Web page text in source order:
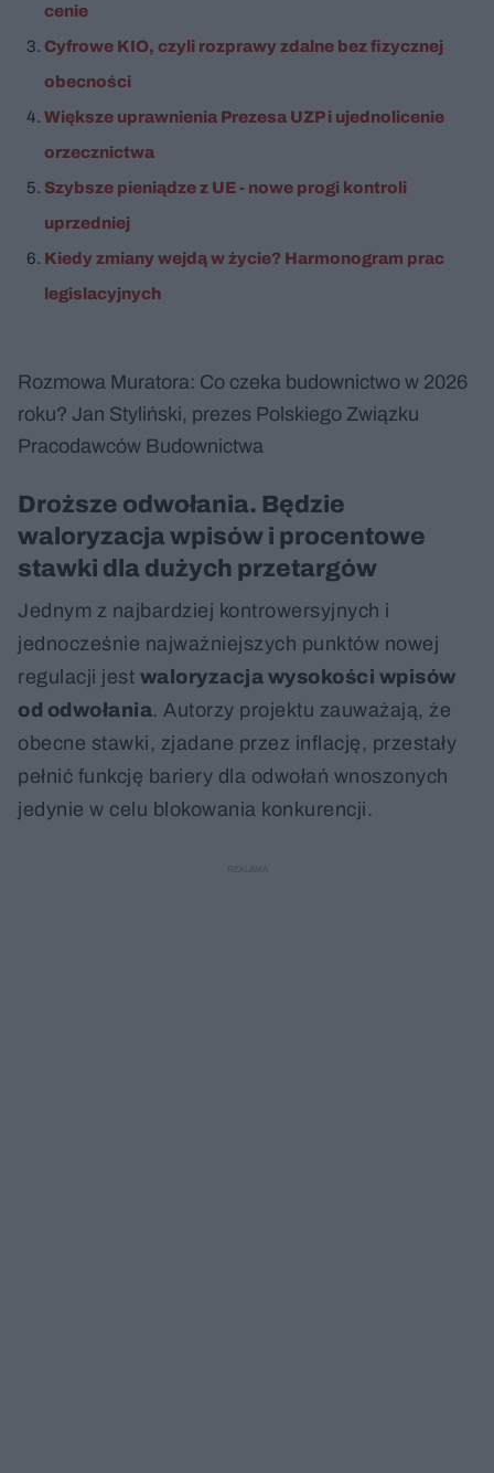
cenie
Cyfrowe KIO, czyli rozprawy zdalne bez fizycznej
obecności
Większe uprawnienia Prezesa UZP i ujednolicenie
orzecznictwa
Szybsze pieniądze z UE - nowe progi kontroli
uprzedniej
Kiedy zmiany wejdą w życie? Harmonogram prac
legislacyjnych
Rozmowa Muratora: Co czeka budownictwo w 2026
roku? Jan Styliński, prezes Polskiego Związku
Pracodawców Budownictwa
Spróbuj ponownie
Droższe odwołania. Będzie
waloryzacja wpisów i procentowe
stawki dla dużych przetargów
Jednym z najbardziej kontrowersyjnych i
jednocześnie najważniejszych punktów nowej
regulacji jest waloryzacja wysokości wpisów
od odwołania. Autorzy projektu zauważają, że
obecne stawki, zjadane przez inflację, przestały
pełnić funkcję bariery dla odwołań wnoszonych
jedynie w celu blokowania konkurencji.